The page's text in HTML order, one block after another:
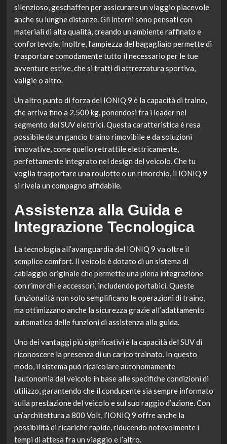
silenzioso, geschaffen per assicurare un viaggio piacevole
anche su lunghe distanze. Gli interni sono pensati con
materiali di alta qualità, creando un ambiente raffinato e
confortevole. Inoltre, l’ampiezza del bagagliaio permette di
trasportare comodamente tutto il necessario per le tue
avventure estive, che si tratti di attrezzatura sportiva,
valigie o altro.
Un altro punto di forza del IONIQ 9 è la capacità di traino,
che arriva fino a 2.500 kg, ponendosi fra i leader nel
segmento dei SUV elettrici. Questa caratteristica è resa
possibile da un gancio traino rimovibile e da soluzioni
innovative, come quello retrattile elettricamente,
perfettamente integrato nel design del veicolo. Che tu
voglia trasportare una roulotte o un rimorchio, il IONIQ 9
si rivela un compagno affidabile.
Assistenza alla Guida e
Integrazione Tecnologica
La tecnologia all’avanguardia del IONIQ 9 va oltre il
semplice comfort. Il veicolo è dotato di un sistema di
cablaggio originale che permette una piena integrazione
con rimorchi e accessori, includendo portabici. Queste
funzionalità non solo semplificano le operazioni di traino,
ma ottimizzano anche la sicurezza grazie all’adattamento
automatico delle funzioni di assistenza alla guida.
Uno dei vantaggi più significativi è la capacità del SUV di
riconoscere la presenza di un carico trainato. In questo
modo, il sistema può ricalcolare autonomamente
l’autonomia del veicolo in base alle specifiche condizioni di
utilizzo, garantendo che il conducente sia sempre informato
sulla prestazione del veicolo e sul suo raggio d’azione. Con
un’architettura a 800 Volt, l’IONIQ 9 offre anche la
possibilità di ricariche rapide, riducendo notevolmente i
tempi di attesa fra un viaggio e l’altro.